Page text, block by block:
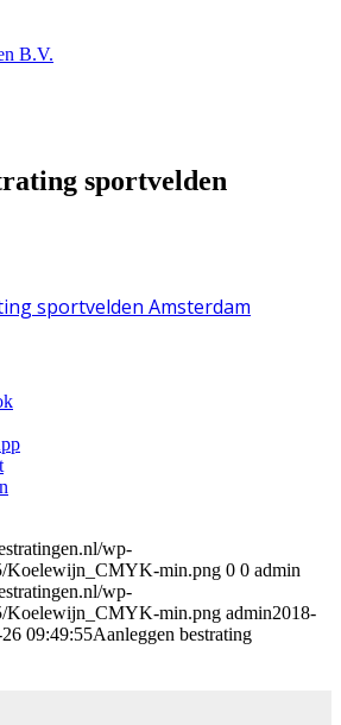
sportvelden
wp-
Koelewijn_CMYK-min.png 0 0 admin
wp-
Koelewijn_CMYK-min.png admin2018-
09:49:55Aanleggen bestrating